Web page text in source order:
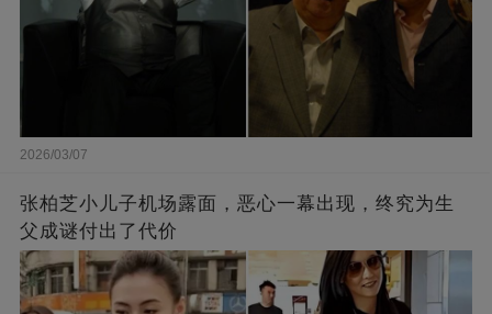
2026/03/07
张柏芝小儿子机场露面，恶心一幕出现，终究为生
父成谜付出了代价